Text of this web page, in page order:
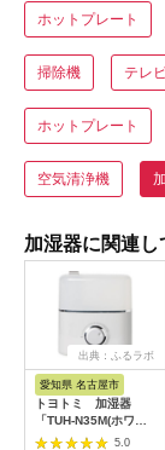
ホットプレート
掃除機 テレ
ホットプレート
空気清浄機
加湿器に関連
出典：ふるラボ
愛知県 名古屋市
トヨトミ 加湿器
「TUH-N35M(ホワイ
ト)」
5.0